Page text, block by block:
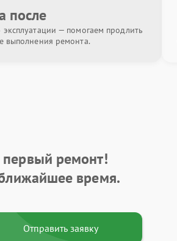
после
эксплуатации — помогаем продлить
выполнения ремонта.
ремонт!
время.
Отправить заявку